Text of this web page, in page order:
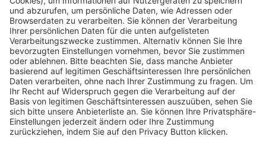
Pässe und Vereinswechsel
Trainerausbildung
Schulungsangebot Vereinsmitarbeiter
BFV-Geschäftsstellen
Trainerbörse
Login SpielPlus
FOLGE DEM BFV